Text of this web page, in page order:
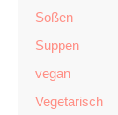
Soßen
Suppen
vegan
Vegetarisch